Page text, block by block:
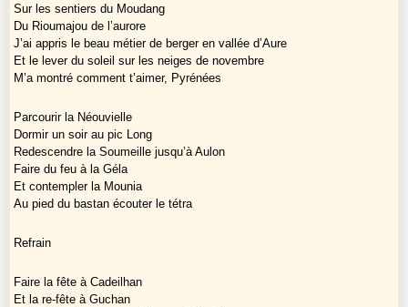
Sur les sentiers du Moudang
Du Rioumajou de l’aurore
J’ai appris le beau métier de berger en vallée d’Aure
Et le lever du soleil sur les neiges de novembre
M’a montré comment t’aimer, Pyrénées
Parcourir la Néouvielle
Dormir un soir au pic Long
Redescendre la Soumeille jusqu’à Aulon
Faire du feu à la Géla
Et contempler la Mounia
Au pied du bastan écouter le tétra
Refrain
Faire la fête à Cadeilhan
Et la re-fête à Guchan